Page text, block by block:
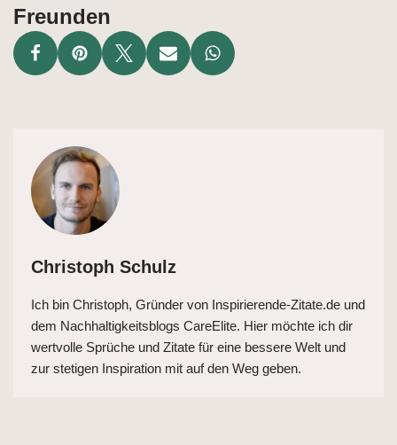
Freunden
Christoph Schulz
Ich bin Christoph, Gründer von Inspirierende-Zitate.de und
dem Nachhaltigkeitsblogs CareElite. Hier möchte ich dir
wertvolle Sprüche und Zitate für eine bessere Welt und
zur stetigen Inspiration mit auf den Weg geben.